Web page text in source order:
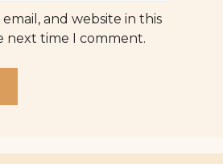
email, and website in this
next time I comment.